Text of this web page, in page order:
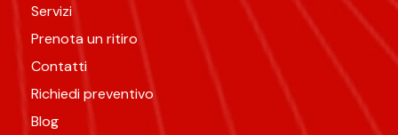
Servizi
Prenota un ritiro
Contatti
Richiedi preventivo
Blog